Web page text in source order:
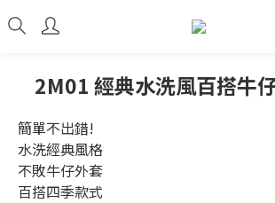
2M01 經典水洗風百搭牛
簡單不出錯!
水洗經典風格
不敗牛仔外套
百搭四季款式